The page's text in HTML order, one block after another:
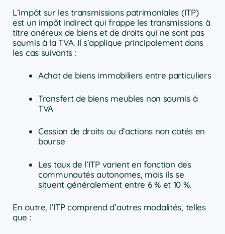
L’impôt sur les transmissions patrimoniales (ITP)
est un impôt indirect qui frappe les transmissions à
titre onéreux de biens et de droits qui ne sont pas
soumis à la TVA. Il s’applique principalement dans
les cas suivants :
Achat de biens immobiliers entre particuliers
Transfert de biens meubles non soumis à
TVA
Cession de droits ou d’actions non cotés en
bourse
Les taux de l’ITP varient en fonction des
communautés autonomes, mais ils se
situent généralement entre 6 % et 10 %.
En outre, l’ITP comprend d’autres modalités, telles
que :